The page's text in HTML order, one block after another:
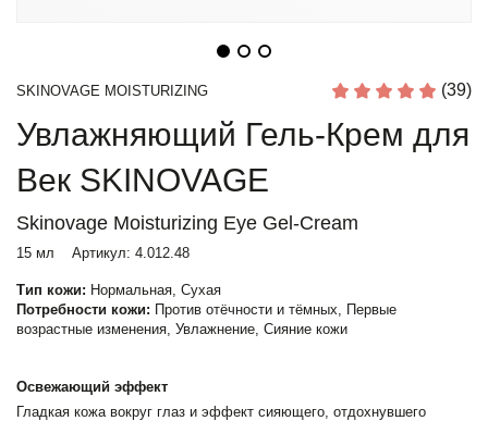
SKINOVAGE MOISTURIZING (39)
Увлажняющий Гель-Крем для
Век SKINOVAGE
Skinovage Moisturizing Eye Gel-Cream
15 мл Артикул: 4.012.48
Тип кожи: Нормальная, Сухая
Потребности кожи: Против отёчности и тёмных, Первые
возрастные изменения, Увлажнение, Сияние кожи
Освежающий эффект
Гладкая кожа вокруг глаз и эффект сияющего, отдохнувшего